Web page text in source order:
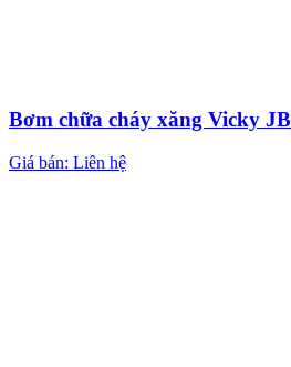
Bơm chữa cháy xăng Vicky
Giá bán: Liên hệ